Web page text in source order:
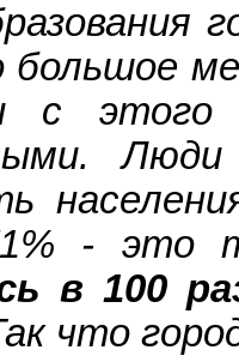
большое
с этого
- это
в 100
что